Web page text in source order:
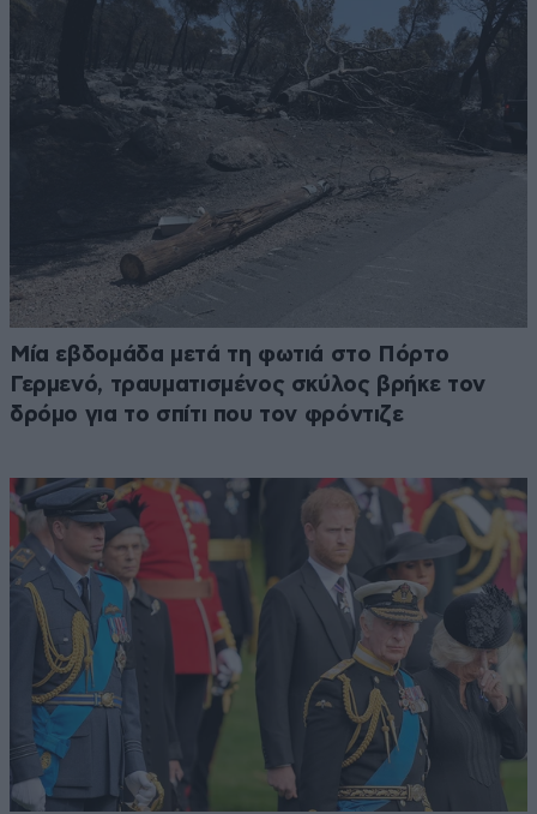
Μία εβδομάδα μετά τη φωτιά στο Πόρτο
Γερμενό, τραυματισμένος σκύλος βρήκε τον
δρόμο για το σπίτι που τον φρόντιζε